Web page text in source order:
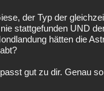
der Typ der
stattgefunden UND
hätten die
gut zu dir. Genau